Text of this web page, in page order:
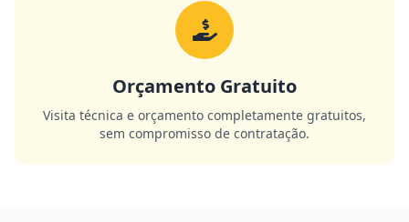
Orçamento Gratuito
Visita técnica e orçamento completamente gratuitos,
sem compromisso de contratação.